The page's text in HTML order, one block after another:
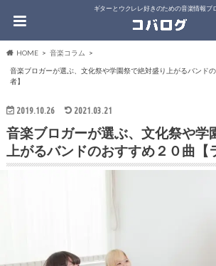
ギターとウクレレ好きのための音楽情報ブ
HOME 音楽コラム
音楽ブロガーが選ぶ、文化祭や学園祭で絶対盛り上がるバンド
者】
2019.10.26 2021.03.21
音楽ブロガーが選ぶ、文化祭や学
上がるバンドのおすすめ２０曲【